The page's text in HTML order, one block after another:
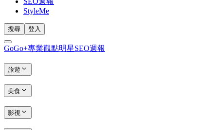
StyleMe
搜尋 登入
GoGo+專業觀點明星SEO週報
旅遊
美食
影視